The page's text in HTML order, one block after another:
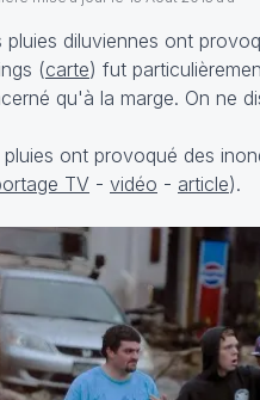
pluies diluviennes ont
(carte) fut
qu'à la marge. On ne
pluies ont provoqué des
TV - vidéo - article).